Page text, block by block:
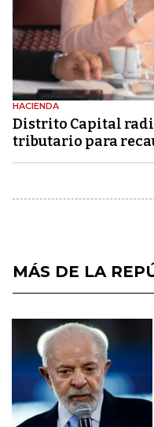
HACIENDA
Distrito Capital
tributario para
MÁS DE LA